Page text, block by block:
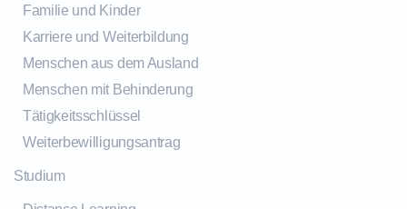
Familie und Kinder
Karriere und Weiterbildung
Menschen aus dem Ausland
Menschen mit Behinderung
Tätigkeitsschlüssel
Weiterbewilligungsantrag
Studium